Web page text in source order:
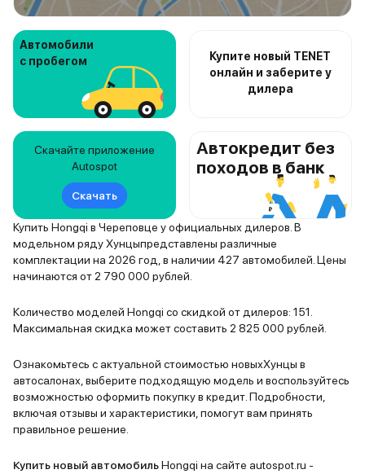
Автомобили
с пробегом
Купите новый TENET
онлайн и заберите у
дилера
Скачайте приложение
Autospot
Скачать
Автокредит без
походов в банк
Купить Hongqi в Череповце у официальных дилеров. В
модельном ряду Хунцыпредставлены различные
комплектации на 2026 год, в наличии 427 автомобилей. Цены
начинаются от 2 790 000 рублей.
Количество моделей Hongqi со скидкой от дилеров: 151.
Максимальная скидка может составить 2 825 000 рублей.
Ознакомьтесь с актуальной стоимостью новыхХунцы в
автосалонах, выберите подходящую модель и воспользуйтесь
возможностью оформить покупку в кредит. Подробности,
включая отзывы и характеристики, помогут вам принять
правильное решение.
Купить новый автомобильHongqi на сайте autospot.ru -